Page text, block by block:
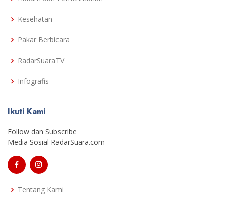
Kesehatan
Pakar Berbicara
RadarSuaraTV
Infografis
Ikuti Kami
Follow dan Subscribe
Media Sosial RadarSuara.com
Tentang Kami